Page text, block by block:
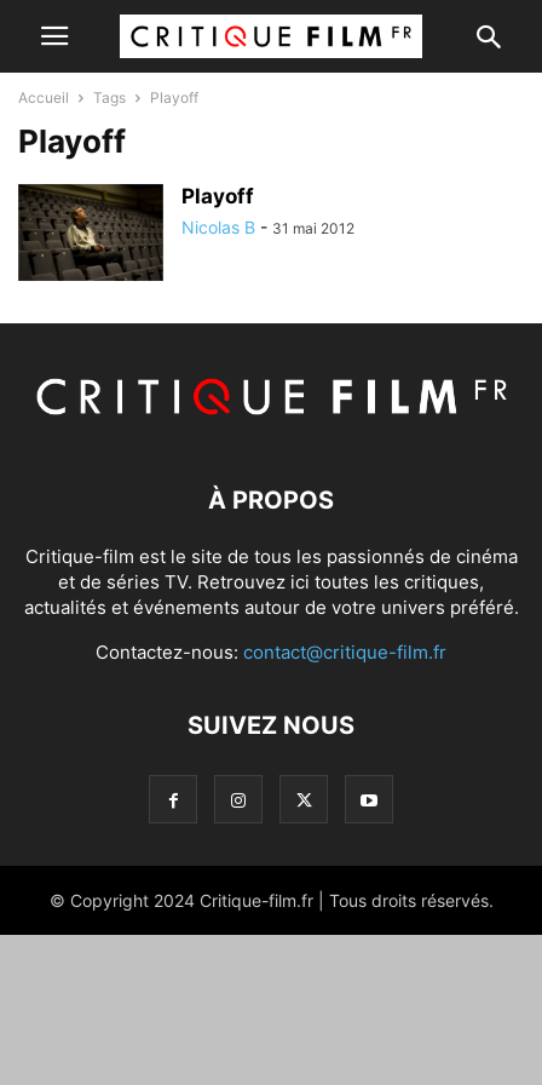
Accueil Tags Playoff
Playoff
Playoff
Nicolas B - 31 mai 2012
À PROPOS
Critique-film est le site de tous les passionnés de cinéma
et de séries TV. Retrouvez ici toutes les critiques,
actualités et événements autour de votre univers préféré.
Contactez-nous: contact@critique-film.fr
SUIVEZ NOUS
© Copyright 2024 Critique-film.fr | Tous droits réservés.